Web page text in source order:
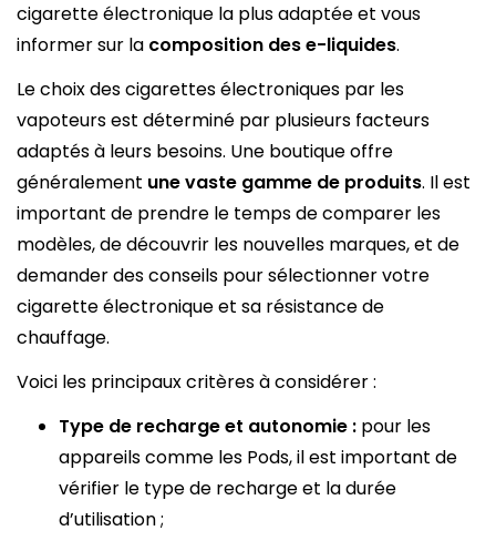
cigarette électronique la plus adaptée et vous
informer sur la composition des e-liquides.
Le choix des cigarettes électroniques par les
vapoteurs est déterminé par plusieurs facteurs
adaptés à leurs besoins. Une boutique offre
généralement une vaste gamme de produits. Il est
important de prendre le temps de comparer les
modèles, de découvrir les nouvelles marques, et de
demander des conseils pour sélectionner votre
cigarette électronique et sa résistance de
chauffage.
Voici les principaux critères à considérer :
Type de recharge et autonomie : pour les
appareils comme les Pods, il est important de
vérifier le type de recharge et la durée
d’utilisation ;